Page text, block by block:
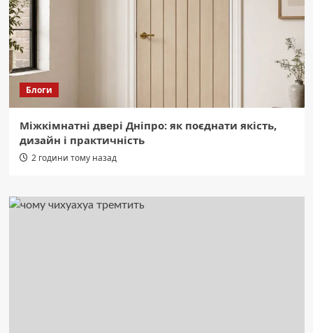
Блоги
Міжкімнатні двері Дніпро: як поєднати якість,
дизайн і практичність
2 години тому назад